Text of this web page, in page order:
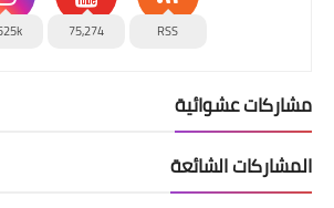
RSS
75,274
مشاركات عشوائية
المشاركات الشائعة